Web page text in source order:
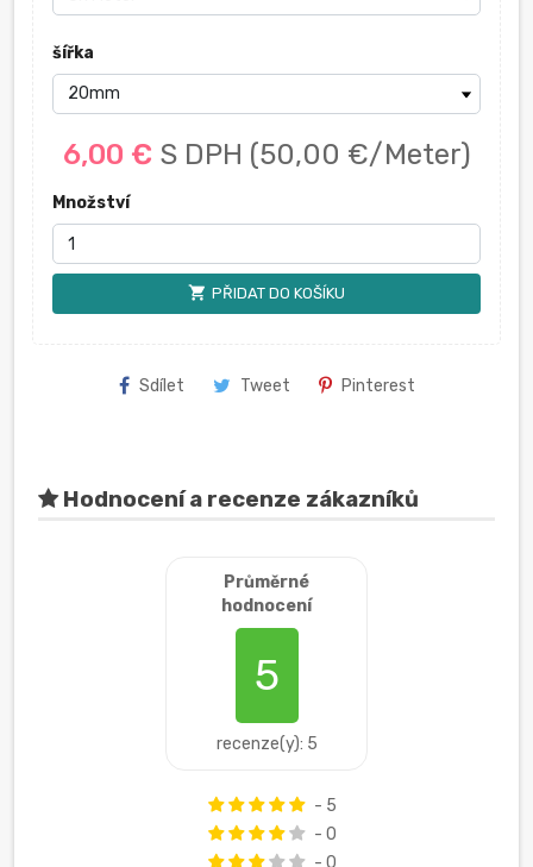
šířka
6,00 € S DPH (50,00 €/Meter)
Množství
shopping_cart PŘIDAT DO KOŠÍKU
Sdílet Tweet Pinterest
Hodnocení a recenze zákazníků
Průměrné
hodnocení
5
recenze(y): 5
- 5
- 0